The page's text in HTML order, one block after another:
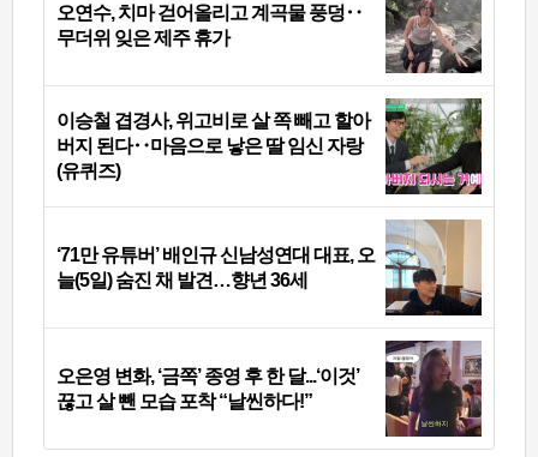
오연수, 치마 걷어올리고 계곡물 풍덩‥
무더위 잊은 제주 휴가
이승철 겹경사, 위고비로 살 쪽 빼고 할아
버지 된다‥마음으로 낳은 딸 임신 자랑
(유퀴즈)
‘71만 유튜버’ 배인규 신남성연대 대표, 오
늘(5일) 숨진 채 발견…향년 36세
오은영 변화, ‘금쪽’ 종영 후 한 달...‘이것’
끊고 살 뺀 모습 포착 “날씬하다!”